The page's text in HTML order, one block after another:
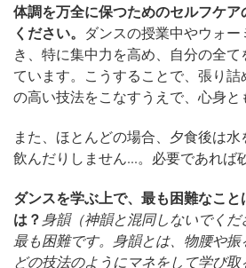
体調を万全に保つためのセルフケ
ください。 ダンスの授業中やウォ
き、特に集中力を高め、自分の全
ています。こうすることで、張り
の高い技法をこなすうえで、心身と
また、ほとんどの場合、夕食後は
飲んだりしません...。必要であれば
ダンスを学ぶ上で、最も困難なこ
は？身韻（神韻と混同しないでく
最も困難です。身韻とは、物腰や
どの技法のようにマネをして学び